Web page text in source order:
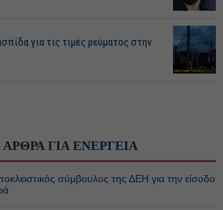
για τις τιμές ρεύματος στην
ΓΙΑ ΕΝΕΡΓΕΙΑ
σύμβουλος της ΔΕΗ για την είσοδο